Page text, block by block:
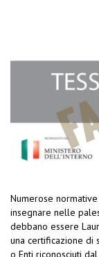
Numerose
insegnare nelle
debbano essere
una certificazione di
o Enti riconosciuti